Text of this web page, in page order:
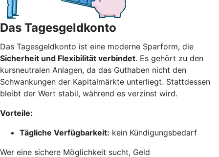
Das Tagesgeldkonto
Das Tagesgeldkonto ist eine moderne Sparform, die
Sicherheit und Flexibilität verbindet. Es gehört zu den
kursneutralen Anlagen, da das Guthaben nicht den
Schwankungen der Kapitalmärkte unterliegt. Stattdessen
bleibt der Wert stabil, während es verzinst wird.
Vorteile:
Tägliche Verfügbarkeit: kein Kündigungsbedarf
Wer eine sichere Möglichkeit sucht, Geld